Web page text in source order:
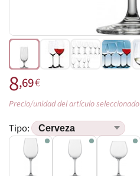
8,69€
Precio/unidad del artículo seleccionado
Tipo: